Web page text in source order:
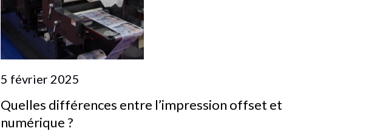
5 février 2025
Quelles différences entre l’impression offset et
numérique ?